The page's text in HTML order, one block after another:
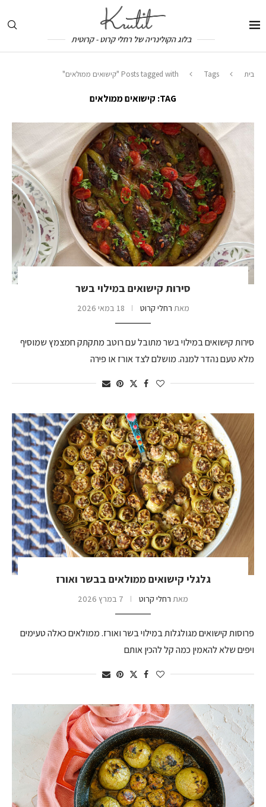
בלוג הקולינריה של רחלי קרוט - קרוטית
בית Tags Posts tagged with "קישואים ממולאים"
TAG: קישואים ממולאים
סירות קישואים במילוי בשר
מאת רחלי קרוט 18 במאי 2026
סירות קישואים במילוי בשר מתובל עם רוטב מתקתק חמצמץ שמוסיף
מלא טעם נהדר למנה. מושלם לצד אורז או פירה
גלגלי קישואים ממולאים בבשר ואורז
מאת רחלי קרוט 7 במרץ 2026
פרוסות קישואים מגולגלות במילוי בשר ואורז. ממולאים כאלה טעימים
ויפים שלא להאמין כמה קל להכין אותם